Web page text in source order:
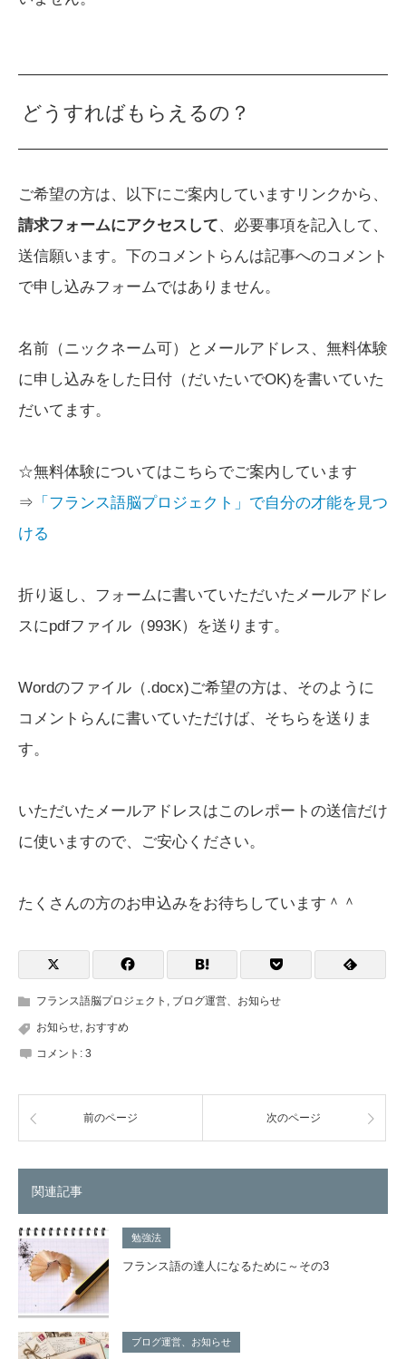
どうすればもらえるの？
ご希望の方は、以下にご案内していますリンクから、
請求フォームにアクセスして、必要事項を記入して、
送信願います。下のコメントらんは記事へのコメント
で申し込みフォームではありません。
名前（ニックネーム可）とメールアドレス、無料体験
に申し込みをした日付（だいたいでOK)を書いていた
だいてます。
☆無料体験についてはこちらでご案内しています
⇒ 「フランス語脳プロジェクト」で自分の才能を見つ
ける
折り返し、フォームに書いていただいたメールアドレ
スにpdfファイル（993K）を送ります。
Wordのファイル（.docx)ご希望の方は、そのように
コメントらんに書いていただけば、そちらを送りま
す。
いただいたメールアドレスはこのレポートの送信だけ
に使いますので、ご安心ください。
たくさんの方のお申込みをお待ちしています＾＾
フランス語脳プロジェクト , ブログ運営、お知らせ
お知らせ, おすすめ
コメント: 3
前のページ 次のページ
関連記事
勉強法
フランス語の達人になるために～その3
ブログ運営、お知らせ